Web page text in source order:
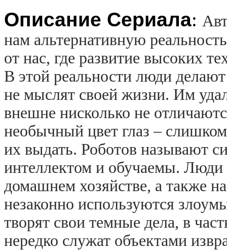
Описание Сериала:
нам альтернативную
от нас, где развитие высоких
В этой реальности люди
не мыслят своей жизни. Им
внешне нисколько не
необычный цвет глаз –
их выдать. Роботов называют
интеллектом и обучаемы.
домашнем хозяйстве, а также
незаконно используются
творят свои темные дела, в
нередко служат объектами